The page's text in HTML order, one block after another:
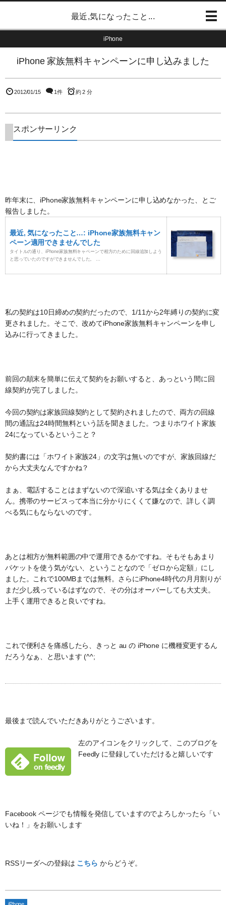
最近,気になったこと...
iPhone
iPhone 家族無料キャンペーンに申し込みました
2012/01/15 1件 約 2 分
スポンサーリンク
昨年末に、iPhone家族無料キャンペーンに申し込めなかった、とご
報告しました。
最近, 気になったこと…: iPhone家族無料キャン
ペーン適用できませんでした
タイトルの通り、iPhone家族無料キャペーンで相方のために回線追加しよう
と思っていたのですができませんでした。 …
私の契約は10日締めの契約だったので、1/11から2年縛りの契約に変
更されました。そこで、改めてiPhone家族無料キャンペーンを申し
込みに行ってきました。
前回の顛末を簡単に伝えて契約をお願いすると、あっという間に回
線契約が完了しました。
今回の契約は家族回線契約として契約されましたので、両方の回線
間の通話は24時間無料という話を聞きました。つまりホワイト家族
24になっているということ？
契約書には「ホワイト家族24」の文字は無いのですが、家族回線だ
から大丈夫なんですかね？
まぁ、電話することはまずないので深追いする気は全くありませ
ん。携帯のサービスって本当に分かりにくくて嫌なので、詳しく調
べる気にもならないのです。
あとは相方が無料範囲の中で運用できるかですね。そもそもあまり
パケットを使う気がない、ということなので「ゼロから定額」にし
ました。これで100MBまでは無料。さらにiPhone4時代の月月割りが
まだ少し残っているはずなので、その分はオーバーしても大丈夫。
上手く運用できると良いですね。
これで便利さを痛感したら、きっと au の iPhone に機種変更するん
だろうなぁ、と思います (^^;
最後まで読んでいただきありがとうございます。
左のアイコンをクリックして、このブログを
Feedly に登録していただけると嬉しいです
Facebook ページでも情報を発信していますのでよろしかったら「い
いね！」をお願いします
RSSリーダへの登録は こちら からどうぞ。